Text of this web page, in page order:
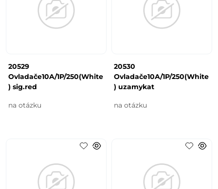
20529
Ovladače10A/1P/250(White
) sig.red
na otázku
20530
Ovladače10A/1P/250(White
) uzamykat
na otázku